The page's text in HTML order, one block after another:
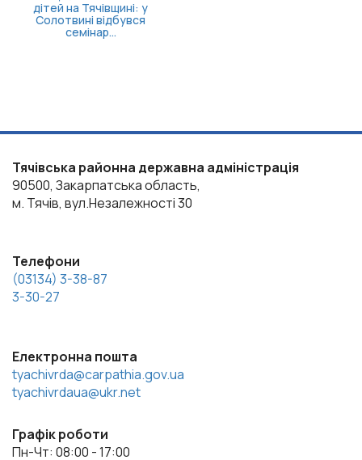
Тячівська районна державна адміністрація
90500, Закарпатська область,
м. Тячів, вул.Незалежності 30
Телефони
(03134) 3-38-87
3-30-27
Електронна пошта
tyachivrda@carpathia.gov.ua
tyachivrdaua@ukr.net
Графік роботи
Пн-Чт: 08:00 - 17:00